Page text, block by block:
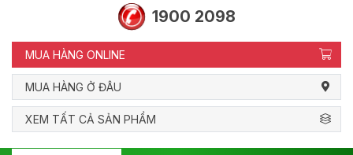
1900 2098
MUA HÀNG ONLINE
MUA HÀNG Ở ĐÂU
XEM TẤT CẢ SẢN PHẨM